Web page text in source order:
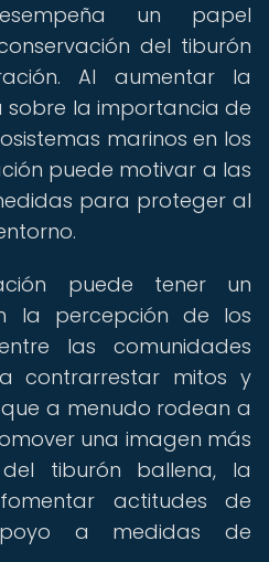
un papel
del tiburón
Al aumentar la
sobre la importancia de
marinos en los
puede motivar a las
para proteger al
puede tener un
la percepción de los
las comunidades
contrarrestar mitos y
a menudo rodean a
una imagen más
tiburón ballena, la
actitudes de
a medidas de